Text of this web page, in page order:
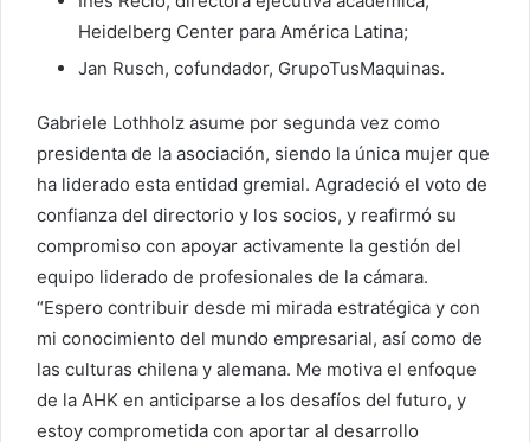
Heidelberg Center para América Latina;
Jan Rusch, cofundador, GrupoTusMaquinas.
Gabriele Lothholz asume por segunda vez como
presidenta de la asociación, siendo la única mujer que
ha liderado esta entidad gremial. Agradeció el voto de
confianza del directorio y los socios, y reafirmó su
compromiso con apoyar activamente la gestión del
equipo liderado de profesionales de la cámara.
“Espero contribuir desde mi mirada estratégica y con
mi conocimiento del mundo empresarial, así como de
las culturas chilena y alemana. Me motiva el enfoque
de la AHK en anticiparse a los desafíos del futuro, y
estoy comprometida con aportar al desarrollo